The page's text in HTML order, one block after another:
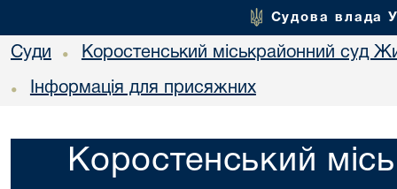
Судова влада
Суди • Коростенський міськрайонний суд
• Інформація для присяжних
Коростенський